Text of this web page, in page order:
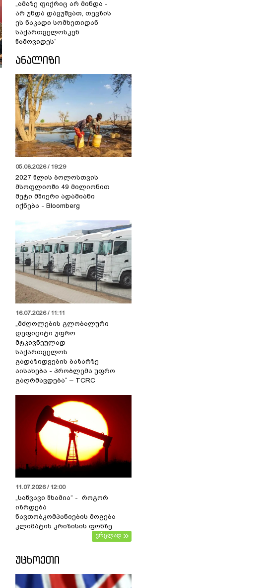
„ამაზე ფიქრიც არ მინდა -
არ უნდა დავუშვათ, თევზის
ეს ნაკადი სომხეთიდან
საქართველოსკენ
წამოვიდეს“
ᲐᲜᲐᲚᲘᲖᲘ
05.08.2026 / 19:29
2027 წლის ბოლოსთვის
მსოფლიოში 49 მილიონით
მეტი მშიერი ადამიანი
იქნება - Bloomberg
16.07.2026 / 11:11
„მძღოლების გლობალური
დეფიციტი უფრო
მტკივნეულად
საქართველოს
გადაზიდვების ბაზარზე
აისახება - პრობლემა უფრო
გაღრმავდება“ – TCRC
11.07.2026 / 12:00
„საწვავი შხამია“ - როგორ
იზრდება
ნავთობკომპანიების მოგება
კლიმატის კრიზისის ფონზე
ვრცლად
ᲣᲪᲮᲝᲔᲗᲘ